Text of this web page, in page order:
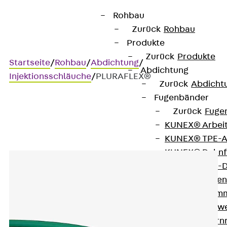
Rohbau
Zurück Rohbau
Produkte
Zurück Produkte
Abdichtung
Zurück
Fugenbänder
Zurück
KUNEX®
KUNEX®
KUNEX®
KUNEX®
KUNEX®
KUNEX®
KUNEX®
KUNEX®
Startseite/Rohbau/Abdichtung/
Injektionsschläuche/PLURAFLEX®